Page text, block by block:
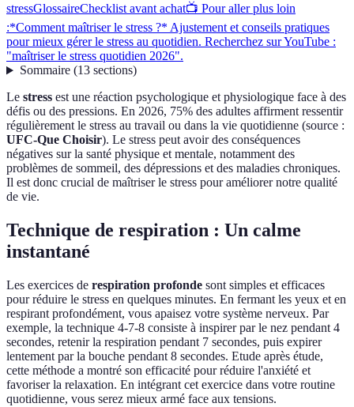
stressGlossaireChecklist avant achat📺 Pour aller plus loin
:*Comment maîtriser le stress ?* Ajustement et conseils pratiques
pour mieux gérer le stress au quotidien. Recherchez sur YouTube :
"maîtriser le stress quotidien 2026".
Sommaire(13 sections)
Le stress est une réaction psychologique et physiologique face à des
défis ou des pressions. En 2026, 75% des adultes affirment ressentir
régulièrement le stress au travail ou dans la vie quotidienne (source :
UFC-Que Choisir). Le stress peut avoir des conséquences
négatives sur la santé physique et mentale, notamment des
problèmes de sommeil, des dépressions et des maladies chroniques.
Il est donc crucial de maîtriser le stress pour améliorer notre qualité
de vie.
Technique de respiration : Un calme
instantané
Les exercices de respiration profonde sont simples et efficaces
pour réduire le stress en quelques minutes. En fermant les yeux et en
respirant profondément, vous apaisez votre système nerveux. Par
exemple, la technique 4-7-8 consiste à inspirer par le nez pendant 4
secondes, retenir la respiration pendant 7 secondes, puis expirer
lentement par la bouche pendant 8 secondes. Etude après étude,
cette méthode a montré son efficacité pour réduire l'anxiété et
favoriser la relaxation. En intégrant cet exercice dans votre routine
quotidienne, vous serez mieux armé face aux tensions.